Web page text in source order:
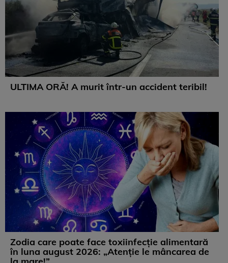
ULTIMA ORĂ! A murit într-un accident teribil!
Zodia care poate face toxiinfecție alimentară
în luna august 2026: „Atenție le mâncarea de